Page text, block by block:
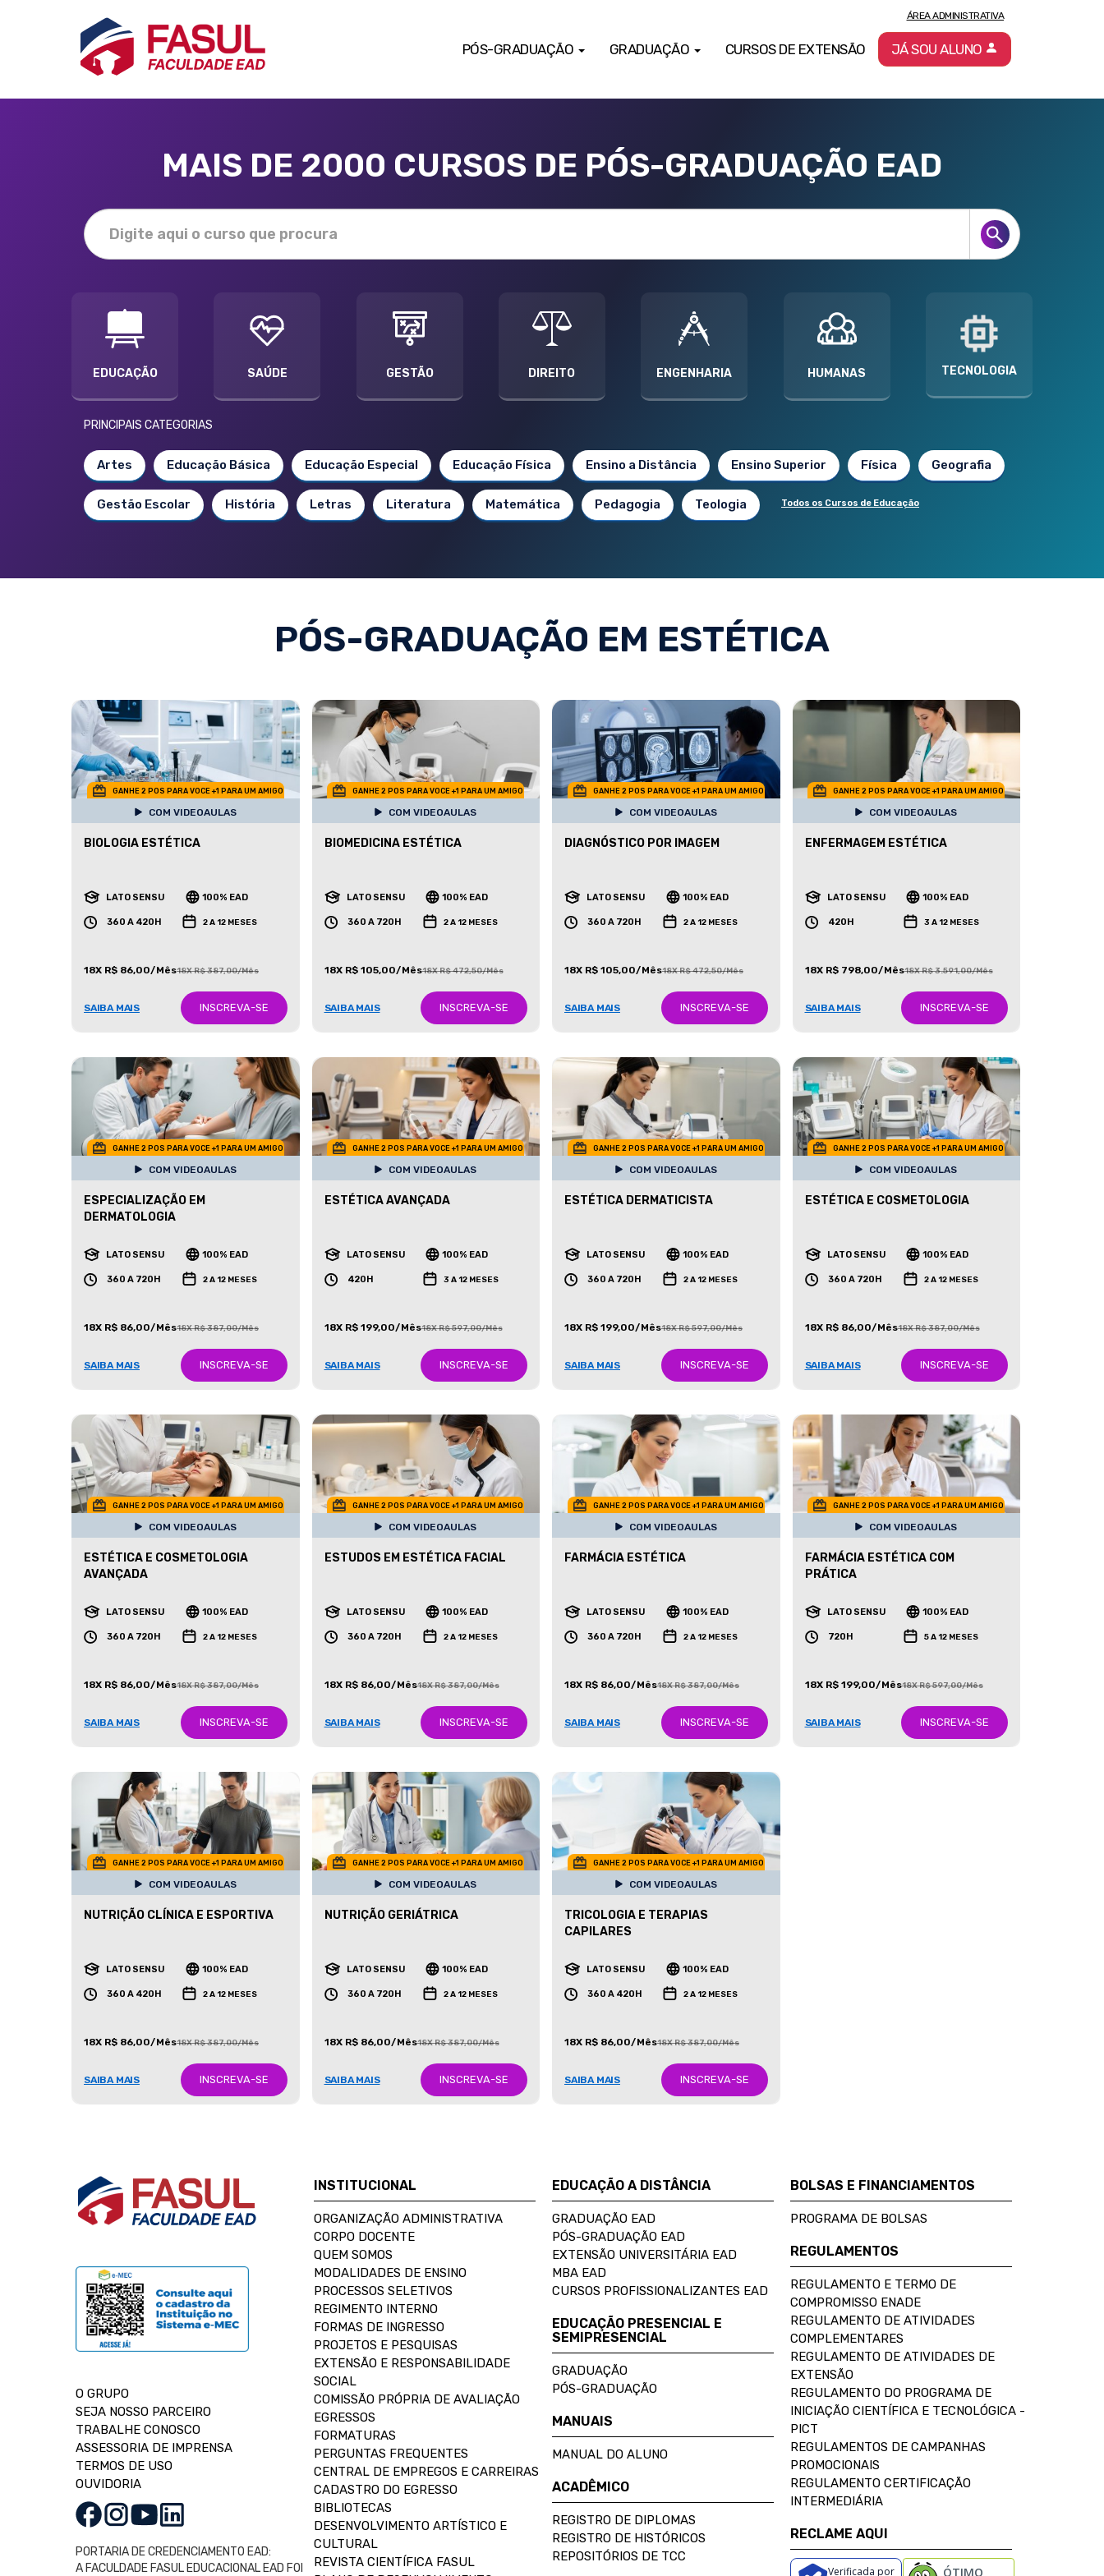
PÓS-GRADUAÇÃO GRADUAÇÃO CURSOS DE EXTENSÃO
ÁREA ADMINISTRATIVA
JÁ SOU ALUNO
MAIS DE 2000 CURSOS DE PÓS-GRADUAÇÃO EAD
EDUCAÇÃO SAÚDE GESTÃO DIREITO ENGENHARIA HUMANAS TECNOLOGIA
PRINCIPAIS CATEGORIAS
Artes Educação Básica Educação Especial Educação Física Ensino a Distância Ensino Superior Física Geografia
Gestão Escolar História Letras Literatura Matemática Pedagogia Teologia Todos os Cursos de Educação
PÓS-GRADUAÇÃO EM ESTÉTICA
GANHE 2 POS PARA VOCE +1 PARA UM AMIGO
COM VIDEOAULAS
BIOLOGIA ESTÉTICA
LATO SENSU 100% EAD
360 A 420H 2 A 12 MESES
18X R$ 86,00/Mês18X R$ 387,00/Mês
SAIBA MAIS INSCREVA-SE
GANHE 2 POS PARA VOCE +1 PARA UM AMIGO
COM VIDEOAULAS
BIOMEDICINA ESTÉTICA
LATO SENSU 100% EAD
360 A 720H 2 A 12 MESES
18X R$ 105,00/Mês18X R$ 472,50/Mês
SAIBA MAIS INSCREVA-SE
GANHE 2 POS PARA VOCE +1 PARA UM AMIGO
COM VIDEOAULAS
DIAGNÓSTICO POR IMAGEM
LATO SENSU 100% EAD
360 A 720H 2 A 12 MESES
18X R$ 105,00/Mês18X R$ 472,50/Mês
SAIBA MAIS INSCREVA-SE
GANHE 2 POS PARA VOCE +1 PARA UM AMIGO
COM VIDEOAULAS
ENFERMAGEM ESTÉTICA
LATO SENSU 100% EAD
420H 3 A 12 MESES
18X R$ 798,00/Mês18X R$ 3.591,00/Mês
SAIBA MAIS INSCREVA-SE
GANHE 2 POS PARA VOCE +1 PARA UM AMIGO
COM VIDEOAULAS
ESPECIALIZAÇÃO EM
DERMATOLOGIA
LATO SENSU 100% EAD
360 A 720H 2 A 12 MESES
18X R$ 86,00/Mês18X R$ 387,00/Mês
SAIBA MAIS INSCREVA-SE
GANHE 2 POS PARA VOCE +1 PARA UM AMIGO
COM VIDEOAULAS
ESTÉTICA AVANÇADA
LATO SENSU 100% EAD
420H 3 A 12 MESES
18X R$ 199,00/Mês18X R$ 597,00/Mês
SAIBA MAIS INSCREVA-SE
GANHE 2 POS PARA VOCE +1 PARA UM AMIGO
COM VIDEOAULAS
ESTÉTICA DERMATICISTA
LATO SENSU 100% EAD
360 A 720H 2 A 12 MESES
18X R$ 199,00/Mês18X R$ 597,00/Mês
SAIBA MAIS INSCREVA-SE
GANHE 2 POS PARA VOCE +1 PARA UM AMIGO
COM VIDEOAULAS
ESTÉTICA E COSMETOLOGIA
LATO SENSU 100% EAD
360 A 720H 2 A 12 MESES
18X R$ 86,00/Mês18X R$ 387,00/Mês
SAIBA MAIS INSCREVA-SE
GANHE 2 POS PARA VOCE +1 PARA UM AMIGO
COM VIDEOAULAS
ESTÉTICA E COSMETOLOGIA
AVANÇADA
LATO SENSU 100% EAD
360 A 720H 2 A 12 MESES
18X R$ 86,00/Mês18X R$ 387,00/Mês
SAIBA MAIS INSCREVA-SE
GANHE 2 POS PARA VOCE +1 PARA UM AMIGO
COM VIDEOAULAS
ESTUDOS EM ESTÉTICA FACIAL
LATO SENSU 100% EAD
360 A 720H 2 A 12 MESES
18X R$ 86,00/Mês18X R$ 387,00/Mês
SAIBA MAIS INSCREVA-SE
GANHE 2 POS PARA VOCE +1 PARA UM AMIGO
COM VIDEOAULAS
FARMÁCIA ESTÉTICA
LATO SENSU 100% EAD
360 A 720H 2 A 12 MESES
18X R$ 86,00/Mês18X R$ 387,00/Mês
SAIBA MAIS INSCREVA-SE
GANHE 2 POS PARA VOCE +1 PARA UM AMIGO
COM VIDEOAULAS
FARMÁCIA ESTÉTICA COM
PRÁTICA
LATO SENSU 100% EAD
720H 5 A 12 MESES
18X R$ 199,00/Mês18X R$ 597,00/Mês
SAIBA MAIS INSCREVA-SE
GANHE 2 POS PARA VOCE +1 PARA UM AMIGO
COM VIDEOAULAS
NUTRIÇÃO CLÍNICA E ESPORTIVA
LATO SENSU 100% EAD
360 A 420H 2 A 12 MESES
18X R$ 86,00/Mês18X R$ 387,00/Mês
SAIBA MAIS INSCREVA-SE
GANHE 2 POS PARA VOCE +1 PARA UM AMIGO
COM VIDEOAULAS
NUTRIÇÃO GERIÁTRICA
LATO SENSU 100% EAD
360 A 720H 2 A 12 MESES
18X R$ 86,00/Mês18X R$ 387,00/Mês
SAIBA MAIS INSCREVA-SE
GANHE 2 POS PARA VOCE +1 PARA UM AMIGO
COM VIDEOAULAS
TRICOLOGIA E TERAPIAS
CAPILARES
LATO SENSU 100% EAD
360 A 420H 2 A 12 MESES
18X R$ 86,00/Mês18X R$ 387,00/Mês
SAIBA MAIS INSCREVA-SE
O GRUPO
SEJA NOSSO PARCEIRO
TRABALHE CONOSCO
ASSESSORIA DE IMPRENSA
TERMOS DE USO
OUVIDORIA
PORTARIA DE CREDENCIAMENTO EAD:
A FACULDADE FASUL EDUCACIONAL EAD FOI
INSTITUCIONAL
ORGANIZAÇÃO ADMINISTRATIVA
CORPO DOCENTE
QUEM SOMOS
MODALIDADES DE ENSINO
PROCESSOS SELETIVOS
REGIMENTO INTERNO
FORMAS DE INGRESSO
PROJETOS E PESQUISAS
EXTENSÃO E RESPONSABILIDADE
SOCIAL
COMISSÃO PRÓPRIA DE AVALIAÇÃO
EGRESSOS
FORMATURAS
PERGUNTAS FREQUENTES
CENTRAL DE EMPREGOS E CARREIRAS
CADASTRO DO EGRESSO
BIBLIOTECAS
DESENVOLVIMENTO ARTÍSTICO E
CULTURAL
REVISTA CIENTÍFICA FASUL
EDUCAÇÃO A DISTÂNCIA
GRADUAÇÃO EAD
PÓS-GRADUAÇÃO EAD
EXTENSÃO UNIVERSITÁRIA EAD
MBA EAD
CURSOS PROFISSIONALIZANTES EAD
EDUCAÇÃO PRESENCIAL E
SEMIPRESENCIAL
GRADUAÇÃO
PÓS-GRADUAÇÃO
MANUAIS
MANUAL DO ALUNO
ACADÊMICO
REGISTRO DE DIPLOMAS
REGISTRO DE HISTÓRICOS
REPOSITÓRIOS DE TCC
BOLSAS E FINANCIAMENTOS
PROGRAMA DE BOLSAS
REGULAMENTOS
REGULAMENTO E TERMO DE
COMPROMISSO ENADE
REGULAMENTO DE ATIVIDADES
COMPLEMENTARES
REGULAMENTO DE ATIVIDADES DE
EXTENSÃO
REGULAMENTO DO PROGRAMA DE
INICIAÇÃO CIENTÍFICA E TECNOLÓGICA -
PICT
REGULAMENTOS DE CAMPANHAS
PROMOCIONAIS
REGULAMENTO CERTIFICAÇÃO
INTERMEDIÁRIA
RECLAME AQUI
Verificada por ÓTIMO